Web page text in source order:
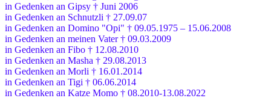
in Gedenken an Gipsy † Juni 2006
in Gedenken an Schnutzli † 27.09.07
in Gedenken an Domino "Opi" † 09.05.1975 – 15.06.2008
in Gedenken an meinen Vater † 09.03.2009
in Gedenken an Fibo † 12.08.2010
in Gedenken an Masha † 29.08.2013
in Gedenken an Morli † 16.01.2014
in Gedenken an Tigi † 06.06.2014
in Gedenken an Katze Momo † 08.2010-13.08.2022